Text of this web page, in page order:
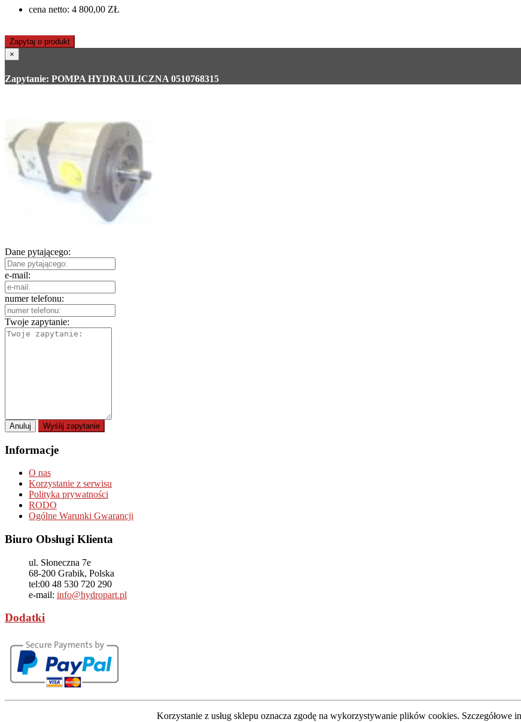
cena netto: 4 800,00 ZŁ
Zapytaj o produkt
×
Zapytanie: POMPA HYDRAULICZNA 0510768315
Dane pytającego:
e-mail:
numer telefonu:
Twoje zapytanie:
Anuluj Wyślij zapytanie
Informacje
O nas
Korzystanie z serwisu
Polityka prywatności
RODO
Ogólne Warunki Gwarancji
Biuro Obsługi Klienta
ul. Słoneczna 7e
68-200 Grabik, Polska
tel:00 48 530 720 290
e-mail: info@hydropart.pl
Dodatki
Korzystanie z usług sklepu oznacza zgodę na wykorzystywanie plików cookies. Szczegółowe